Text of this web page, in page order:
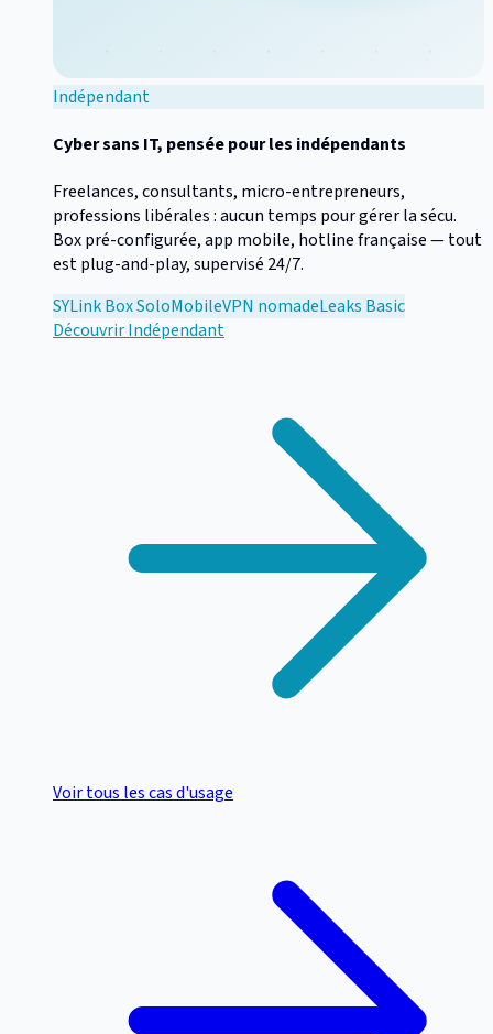
Indépendant
Cyber sans IT, pensée pour les indépendants
Freelances, consultants, micro-entrepreneurs,
professions libérales : aucun temps pour gérer la sécu.
Box pré-configurée, app mobile, hotline française — tout
est plug-and-play, supervisé 24/7.
SYLink Box SoloMobileVPN nomadeLeaks Basic
DécouvrirIndépendant
Voir tous les cas d'usage